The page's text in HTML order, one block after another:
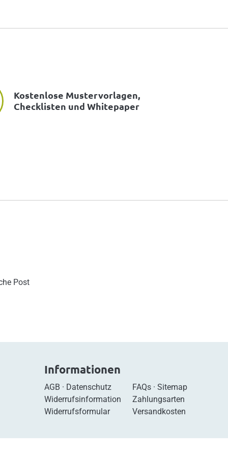
Kostenlose Mustervorlagen,
Checklisten und Whitepaper
Post
Informationen
AGB · Datenschutz
Widerrufsinformation
Widerrufsformular
FAQs· Sitemap
Zahlungsarten
Versandkosten